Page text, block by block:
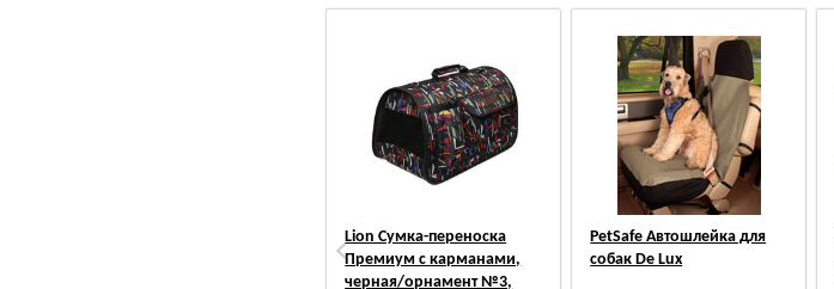
Lion Сумка-переноска
Премиум с карманами,
черная/орнамент №3,
PetSafe Автошлейка для
собак De Lux